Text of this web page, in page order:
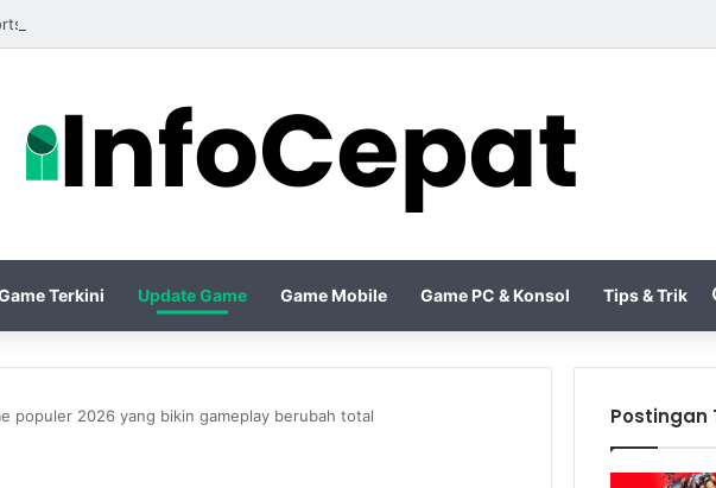
FC 26 Resmi Membawa Gameplay Lebih Realistis dengan Animasi yang Semakin Halus
Terkini Update Game Game Mobile Game PC & Konsol Tips & Trik
populer 2026 yang bikin gameplay berubah total Postingan